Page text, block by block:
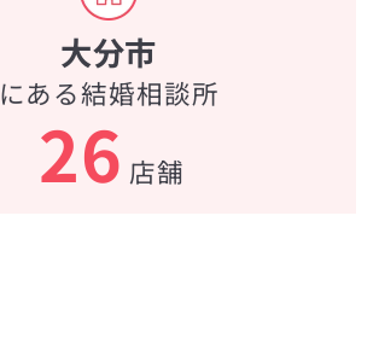
大分市
にある結婚相談所
26 店舗